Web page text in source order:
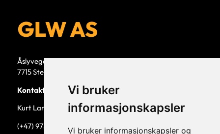
Vi bruker
informasjonskapsler
Vi bruker informasjonskapsler og
Åslyvegen 5b
7715 Steinkjer
Kontaktperson
Kurt Larsen, daglig leder.
(+47) 973 33 332